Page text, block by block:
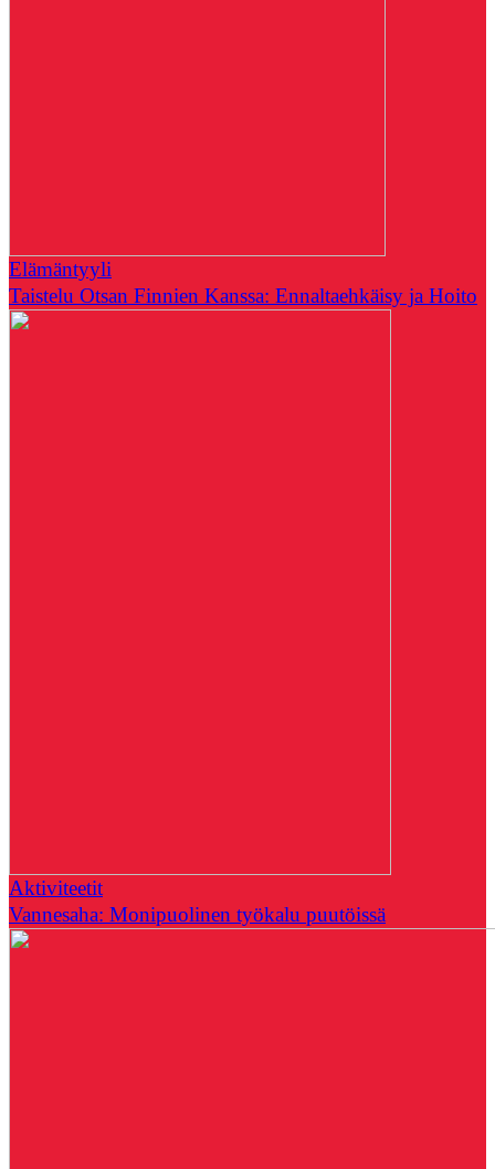
Elämäntyyli
Taistelu Otsan Finnien Kanssa: Ennaltaehkäisy ja Hoito
Aktiviteetit
Vannesaha: Monipuolinen työkalu puutöissä